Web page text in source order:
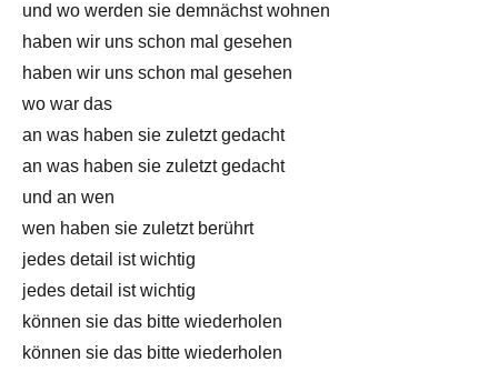
und wo werden sie demnächst wohnen
haben wir uns schon mal gesehen
haben wir uns schon mal gesehen
wo war das
an was haben sie zuletzt gedacht
an was haben sie zuletzt gedacht
und an wen
wen haben sie zuletzt berührt
jedes detail ist wichtig
jedes detail ist wichtig
können sie das bitte wiederholen
können sie das bitte wiederholen